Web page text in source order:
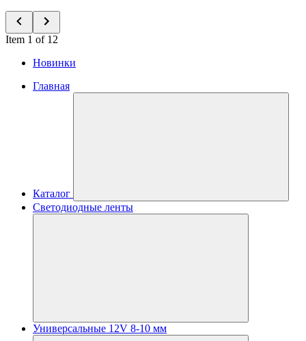
Item 1 of 12
Новинки
Главная
Каталог
Светодиодные ленты
Универсальные 12V 8-10 мм